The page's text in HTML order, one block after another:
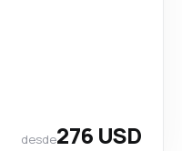
desde276 USD